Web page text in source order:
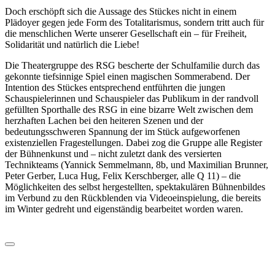
Doch erschöpft sich die Aussage des Stückes nicht in einem
Plädoyer gegen jede Form des Totalitarismus, sondern tritt auch für
die menschlichen Werte unserer Gesellschaft ein – für Freiheit,
Solidarität und natürlich die Liebe!
Die Theatergruppe des RSG bescherte der Schulfamilie durch das
gekonnte tiefsinnige Spiel einen magischen Sommerabend. Der
Intention des Stückes entsprechend entführten die jungen
Schauspielerinnen und Schauspieler das Publikum in der randvoll
gefüllten Sporthalle des RSG in eine bizarre Welt zwischen dem
herzhaften Lachen bei den heiteren Szenen und der
bedeutungsschweren Spannung der im Stück aufgeworfenen
existenziellen Fragestellungen. Dabei zog die Gruppe alle Register
der Bühnenkunst und – nicht zuletzt dank des versierten
Technikteams (Yannick Semmelmann, 8b, und Maximilian Brunner,
Peter Gerber, Luca Hug, Felix Kerschberger, alle Q 11) – die
Möglichkeiten des selbst hergestellten, spektakulären Bühnenbildes
im Verbund zu den Rückblenden via Videoeinspielung, die bereits
im Winter gedreht und eigenständig bearbeitet worden waren.